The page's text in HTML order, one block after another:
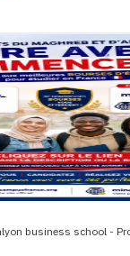
business school -